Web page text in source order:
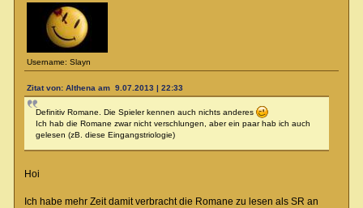
Username: Slayn
Zitat von: Althena am 9.07.2013 | 22:33
Definitiv Romane. Die Spieler kennen auch nichts anderes
Ich hab die Romane zwar nicht verschlungen, aber ein paar hab ich auch
gelesen (zB. diese Eingangstriologie)
Hoi
Ich habe mehr Zeit damit verbracht die Romane zu lesen als SR an